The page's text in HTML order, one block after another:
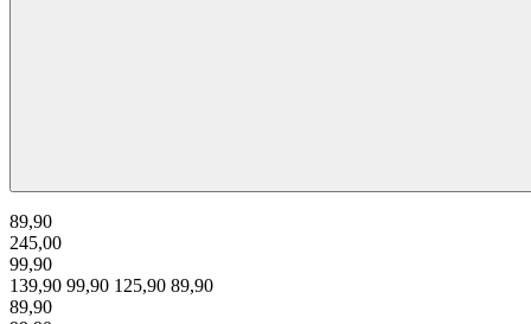
89,90
245,00
99,90
139,90 99,90 125,90 89,90
89,90